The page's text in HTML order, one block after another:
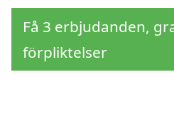
Få 3 erbjudanden,
förpliktelser